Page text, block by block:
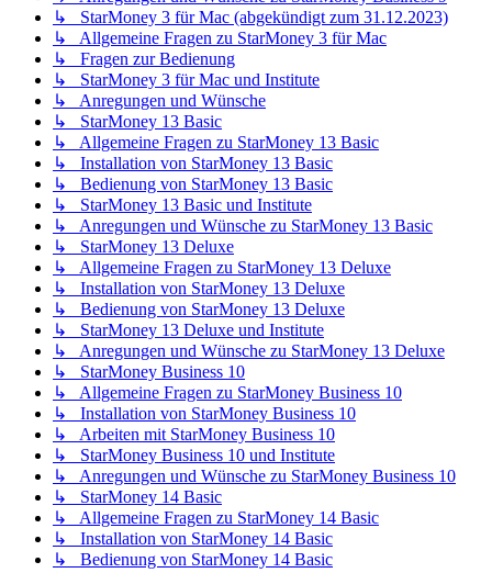
↳ StarMoney 3 für Mac (abgekündigt zum 31.12.2023)
↳ Allgemeine Fragen zu StarMoney 3 für Mac
↳ Fragen zur Bedienung
↳ StarMoney 3 für Mac und Institute
↳ Anregungen und Wünsche
↳ StarMoney 13 Basic
↳ Allgemeine Fragen zu StarMoney 13 Basic
↳ Installation von StarMoney 13 Basic
↳ Bedienung von StarMoney 13 Basic
↳ StarMoney 13 Basic und Institute
↳ Anregungen und Wünsche zu StarMoney 13 Basic
↳ StarMoney 13 Deluxe
↳ Allgemeine Fragen zu StarMoney 13 Deluxe
↳ Installation von StarMoney 13 Deluxe
↳ Bedienung von StarMoney 13 Deluxe
↳ StarMoney 13 Deluxe und Institute
↳ Anregungen und Wünsche zu StarMoney 13 Deluxe
↳ StarMoney Business 10
↳ Allgemeine Fragen zu StarMoney Business 10
↳ Installation von StarMoney Business 10
↳ Arbeiten mit StarMoney Business 10
↳ StarMoney Business 10 und Institute
↳ Anregungen und Wünsche zu StarMoney Business 10
↳ StarMoney 14 Basic
↳ Allgemeine Fragen zu StarMoney 14 Basic
↳ Installation von StarMoney 14 Basic
↳ Bedienung von StarMoney 14 Basic